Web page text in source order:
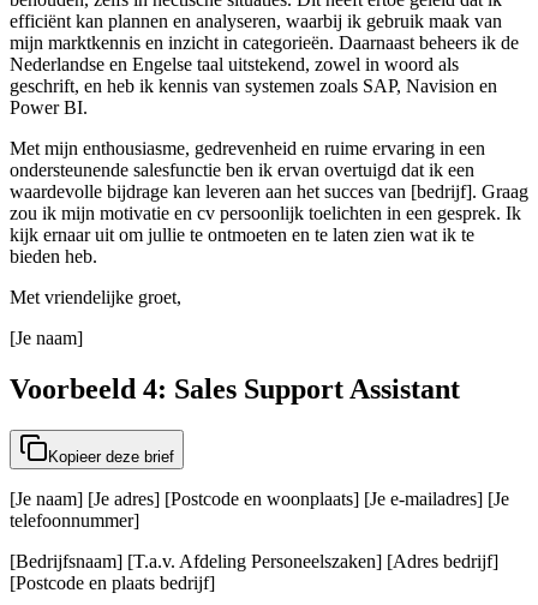
efficiënt kan plannen en analyseren, waarbij ik gebruik maak van
mijn marktkennis en inzicht in categorieën. Daarnaast beheers ik de
Nederlandse en Engelse taal uitstekend, zowel in woord als
geschrift, en heb ik kennis van systemen zoals SAP, Navision en
Power BI.
Met mijn enthousiasme, gedrevenheid en ruime ervaring in een
ondersteunende salesfunctie ben ik ervan overtuigd dat ik een
waardevolle bijdrage kan leveren aan het succes van [bedrijf]. Graag
zou ik mijn motivatie en cv persoonlijk toelichten in een gesprek. Ik
kijk ernaar uit om jullie te ontmoeten en te laten zien wat ik te
bieden heb.
Met vriendelijke groet,
[Je naam]
Voorbeeld 4: Sales Support Assistant
Kopieer deze brief
[Je naam] [Je adres] [Postcode en woonplaats] [Je e-mailadres] [Je
telefoonnummer]
[Bedrijfsnaam] [T.a.v. Afdeling Personeelszaken] [Adres bedrijf]
[Postcode en plaats bedrijf]